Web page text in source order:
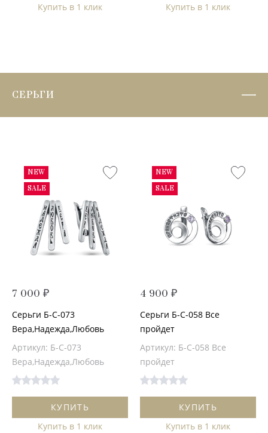
Купить в 1 клик
Купить в 1 клик
СЕРЬГИ
NEW
SALE
7 000 ₽
Серьги Б-С-073
Вера,Надежда,Любовь
Артикул: Б-С-073
Вера,Надежда,Любовь
КУПИТЬ
Купить в 1 клик
NEW
SALE
4 900 ₽
Серьги Б-С-058 Все
пройдет
Артикул: Б-С-058 Все
пройдет
КУПИТЬ
Купить в 1 клик